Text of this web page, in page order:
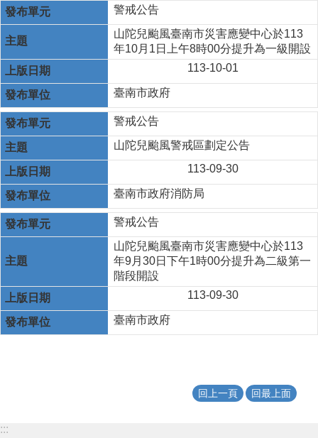
警戒公告
山陀兒颱風臺南市災害應變中心於113
年10月1日上午8時00分提升為一級開設
113-10-01
臺南市政府
警戒公告
山陀兒颱風警戒區劃定公告
113-09-30
臺南市政府消防局
警戒公告
山陀兒颱風臺南市災害應變中心於113
年9月30日下午1時00分提升為二級第一
階段開設
113-09-30
臺南市政府
回上一頁 回最上面
:::